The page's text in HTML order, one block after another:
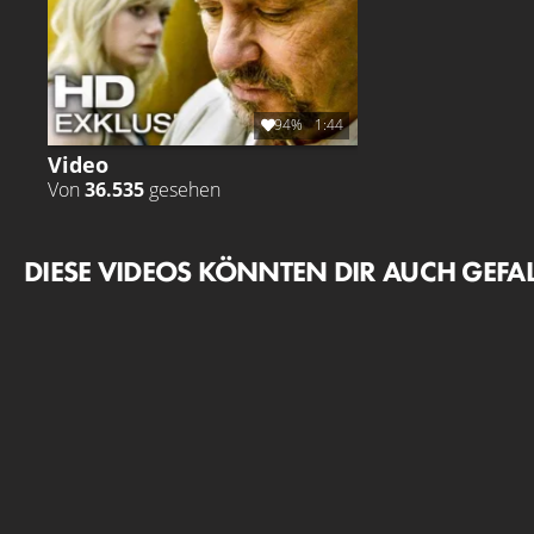
94% 1:44
Video
Von 36.535 gesehen
DIESE VIDEOS KÖNNTEN DIR AUCH